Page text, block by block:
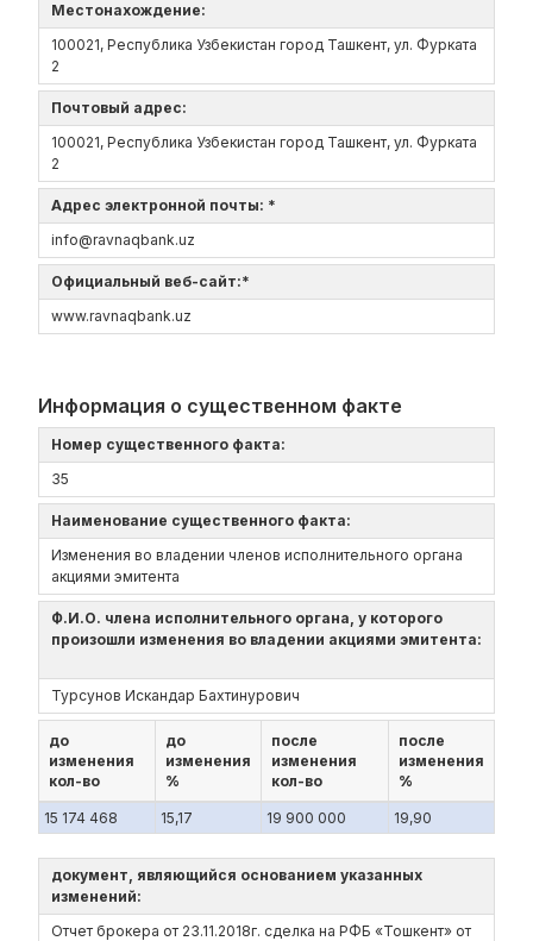
Местонахождение:
100021, Республика Узбекистан город Ташкент, ул. Фурката
2
Почтовый адрес:
100021, Республика Узбекистан город Ташкент, ул. Фурката
2
Адрес электронной почты: *
info@ravnaqbank.uz
Официальный веб-сайт:*
www.ravnaqbank.uz
Информация о существенном факте
Номер существенного факта:
35
Наименование существенного факта:
Изменения во владении членов исполнительного органа
акциями эмитента
Ф.И.О. члена исполнительного органа, у которого
произошли изменения во владении акциями эмитента:
Турсунов Искандар Бахтинурович
до
изменения
кол-во
до
изменения
%
после
изменения
кол-во
после
изменения
%
15 174 468 15,17 19 900 000 19,90
документ, являющийся основанием указанных
изменений:
Отчет брокера от 23.11.2018г. сделка на РФБ «Тошкент» от